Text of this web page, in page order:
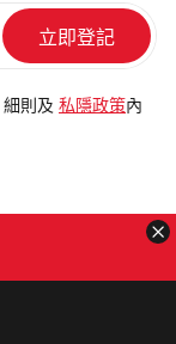
細則及 私隱政策 內